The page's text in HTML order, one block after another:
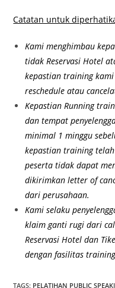
Catatan untuk
Kami menghimbau
tidak Reservasi Hotel
kepastian training
reschedule atau
Kepastian Running
dan tempat
minimal 1 minggu
kepastian training
peserta tidak dapat
dikirimkan letter of
dari perusahaan.
Kami selaku
klaim ganti rugi dari
Reservasi Hotel dan
dengan fasilitas
TAGS: PELATIHAN PUBLIC